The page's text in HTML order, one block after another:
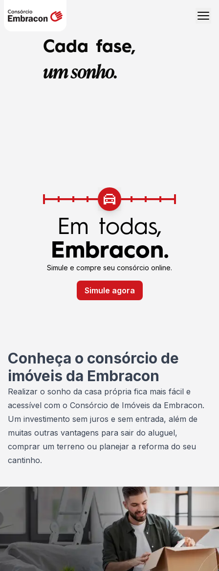
Cada fase,
um sonho.
Em todas,
Embracon.
Simule e compre seu consórcio online.
Simule agora
Conheça o consórcio de
imóveis da Embracon
Realizar o sonho da casa própria fica mais fácil e
acessível com o Consórcio de Imóveis da Embracon.
Um investimento sem juros e sem entrada, além de
muitas outras vantagens para sair do aluguel,
comprar um terreno ou planejar a reforma do seu
cantinho.